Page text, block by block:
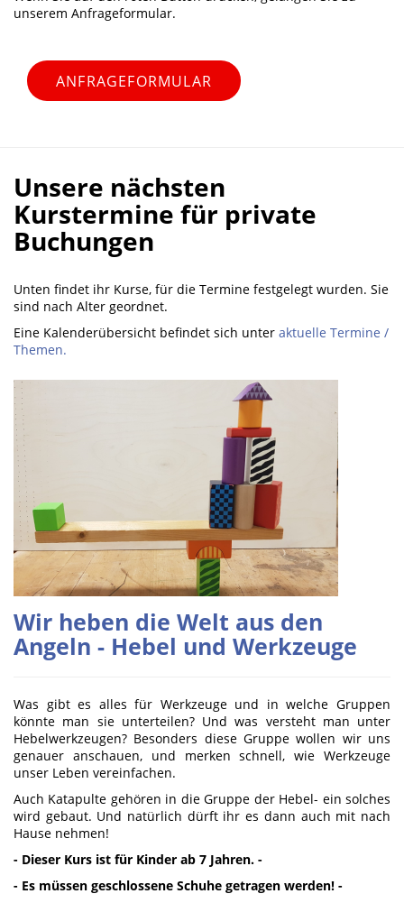
unserem Anfrageformular.
ANFRAGEFORMULAR
Unsere nächsten
Kurstermine für private
Buchungen
Unten findet ihr Kurse, für die Termine festgelegt wurden. Sie
sind nach Alter geordnet.
Eine Kalenderübersicht befindet sich unter aktuelle Termine /
Themen.
Wir heben die Welt aus den
Angeln - Hebel und Werkzeuge
Was gibt es alles für Werkzeuge und in welche Gruppen
könnte man sie unterteilen? Und was versteht man unter
Hebelwerkzeugen? Besonders diese Gruppe wollen wir uns
genauer anschauen, und merken schnell, wie Werkzeuge
unser Leben vereinfachen.
Auch Katapulte gehören in die Gruppe der Hebel- ein solches
wird gebaut. Und natürlich dürft ihr es dann auch mit nach
Hause nehmen!
- Dieser Kurs ist für Kinder ab 7 Jahren. -
- Es müssen geschlossene Schuhe getragen werden! -